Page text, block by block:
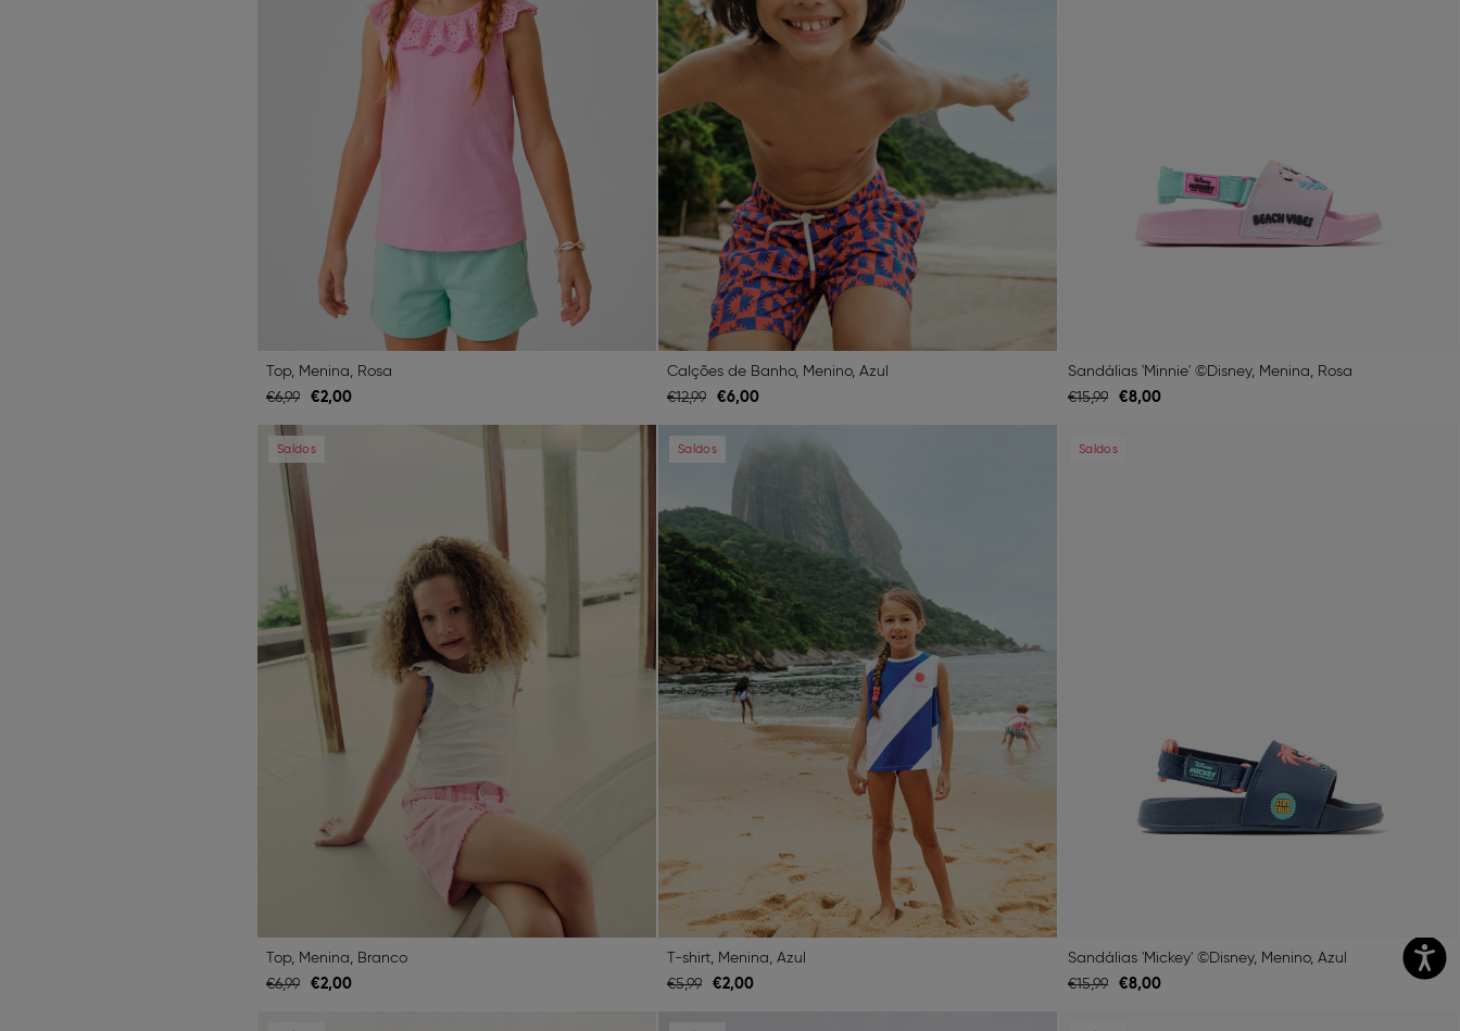
Top, Menina, Rosa
€6,99 €2,00
Calções de Banho, Menino, Azul
€12,99 €6,00
Sandálias 'Minnie' ©Disney, Menina, Rosa
€15,99 €8,00
Saldos
Previous Next
Top, Menina, Branco
€6,99 €2,00
Saldos
Previous
T-shirt, Menina, Azul
€5,99 €2,00
Saldos
Sandálias 'Mickey' ©Disney, Menino, Azul
€15,99 €8,00